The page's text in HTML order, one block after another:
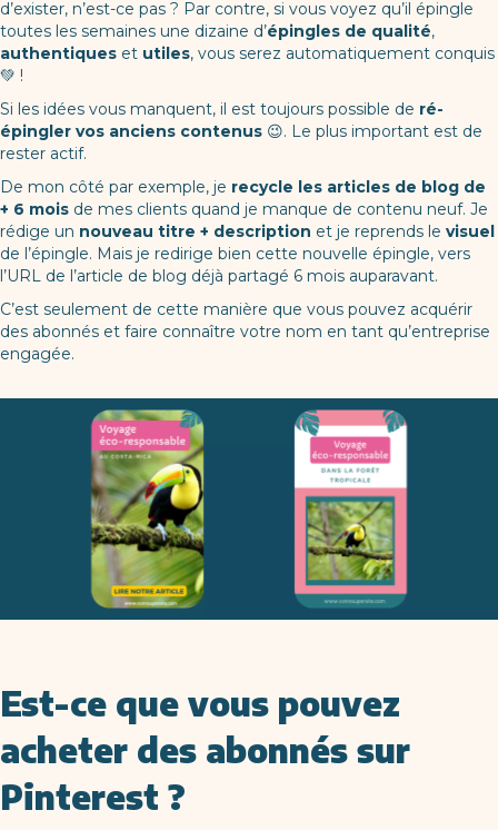
d’exister, n’est-ce pas ? Par contre, si vous voyez qu’il épingle
toutes les semaines une dizaine d’épingles de qualité,
authentiques et utiles, vous serez automatiquement conquis
💚 !
Si les idées vous manquent, il est toujours possible de ré-
épingler vos anciens contenus 😉. Le plus important est de
rester actif.
De mon côté par exemple, je recycle les articles de blog de
+ 6 mois de mes clients quand je manque de contenu neuf. Je
rédige un nouveau titre + description et je reprends le visuel
de l’épingle. Mais je redirige bien cette nouvelle épingle, vers
l’URL de l’article de blog déjà partagé 6 mois auparavant.
C’est seulement de cette manière que vous pouvez acquérir
des abonnés et faire connaître votre nom en tant qu’entreprise
engagée.
Est-ce que vous pouvez
acheter des abonnés sur
Pinterest ?